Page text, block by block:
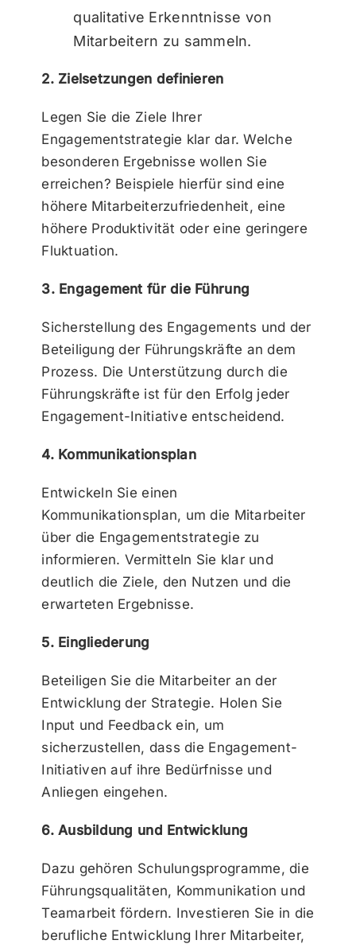
qualitative Erkenntnisse von
Mitarbeitern zu sammeln.
2. Zielsetzungen definieren
Legen Sie die Ziele Ihrer
Engagementstrategie klar dar. Welche
besonderen Ergebnisse wollen Sie
erreichen? Beispiele hierfür sind eine
höhere Mitarbeiterzufriedenheit, eine
höhere Produktivität oder eine geringere
Fluktuation.
3. Engagement für die Führung
Sicherstellung des Engagements und der
Beteiligung der Führungskräfte an dem
Prozess. Die Unterstützung durch die
Führungskräfte ist für den Erfolg jeder
Engagement-Initiative entscheidend.
4. Kommunikationsplan
Entwickeln Sie einen
Kommunikationsplan, um die Mitarbeiter
über die Engagementstrategie zu
informieren. Vermitteln Sie klar und
deutlich die Ziele, den Nutzen und die
erwarteten Ergebnisse.
5. Eingliederung
Beteiligen Sie die Mitarbeiter an der
Entwicklung der Strategie. Holen Sie
Input und Feedback ein, um
sicherzustellen, dass die Engagement-
Initiativen auf ihre Bedürfnisse und
Anliegen eingehen.
6. Ausbildung und Entwicklung
Dazu gehören Schulungsprogramme, die
Führungsqualitäten, Kommunikation und
Teamarbeit fördern. Investieren Sie in die
berufliche Entwicklung Ihrer Mitarbeiter,